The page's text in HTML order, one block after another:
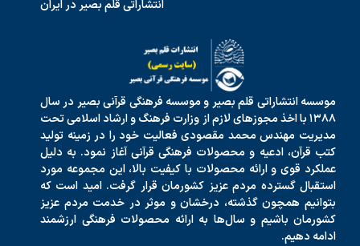
انتشاراتی قلم بصیر در ایران
موسسه انتشاراتی قلم بصیر و موسسه فرهنگی قرآنی بصیر در سال
۱۳۸۸ با اخذ مجوزهای لازم از وزارت فرهنگ و ارشاد اسلامی تحت
مدیریت مهندس محمد مقصودی فعالیت خود را در زمینه تولید
کتب قرآن، ادعیه و محصولات فرهنگی قرآنی آغاز نمود. به دلیل
عملکرد قوی و ارائه محصولات با کیفیت بالا، این مجموعه مورد
استقبال گسترده مردم عزیز کشورمان قرار گرفت. امید است که
بتوانیم همچون گذشته، درخشان و موثر در خدمت مردم عزیز
کشورمان باشیم و سال‌ها به ارائه محصولات فرهنگی ارزشمند
ادامه دهیم.